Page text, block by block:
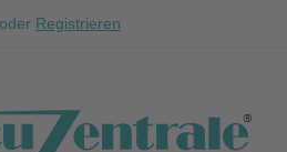
springen
oder Registrieren